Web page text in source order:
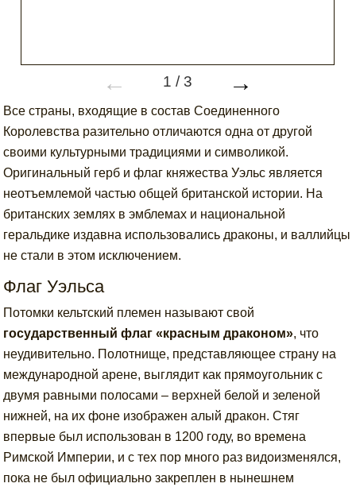
← 1 /3 →
Все страны, входящие в состав Соединенного
Королевства разительно отличаются одна от другой
своими культурными традициями и символикой.
Оригинальный герб и флаг княжества Уэльс является
неотъемлемой частью общей британской истории. На
британских землях в эмблемах и национальной
геральдике издавна использовались драконы, и валлийцы
не стали в этом исключением.
Флаг Уэльса
Потомки кельтский племен называют свой
государственный флаг «красным драконом», что
неудивительно. Полотнище, представляющее страну на
международной арене, выглядит как прямоугольник с
двумя равными полосами – верхней белой и зеленой
нижней, на их фоне изображен алый дракон. Стяг
впервые был использован в 1200 году, во времена
Римской Империи, и с тех пор много раз видоизменялся,
пока не был официально закреплен в нынешнем